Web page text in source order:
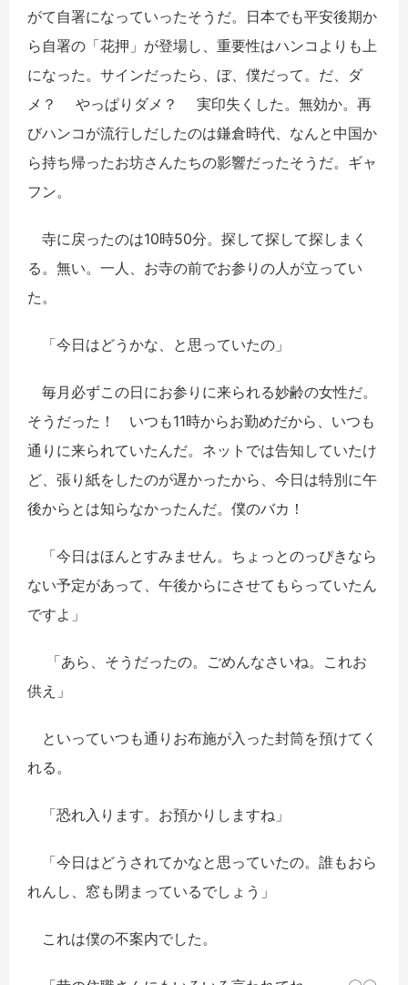
がて自署になっていったそうだ。日本でも平安後期か
ら自署の「花押」が登場し、重要性はハンコよりも上
になった。サインだったら、ぼ、僕だって。だ、ダ
メ？ やっぱりダメ？ 実印失くした。無効か。再
びハンコが流行しだしたのは鎌倉時代、なんと中国か
ら持ち帰ったお坊さんたちの影響だったそうだ。ギャ
フン。
寺に戻ったのは10時50分。探して探して探しまく
る。無い。一人、お寺の前でお参りの人が立ってい
た。
「今日はどうかな、と思っていたの」
毎月必ずこの日にお参りに来られる妙齢の女性だ。
そうだった！ いつも11時からお勤めだから、いつも
通りに来られていたんだ。ネットでは告知していたけ
ど、張り紙をしたのが遅かったから、今日は特別に午
後からとは知らなかったんだ。僕のバカ！
「今日はほんとすみません。ちょっとのっぴきなら
ない予定があって、午後からにさせてもらっていたん
ですよ」
「あら、そうだったの。ごめんなさいね。これお
供え」
といっていつも通りお布施が入った封筒を預けてく
れる。
「恐れ入ります。お預かりしますね」
「今日はどうされてかなと思っていたの。誰もおら
れんし、窓も閉まっているでしょう」
これは僕の不案内でした。